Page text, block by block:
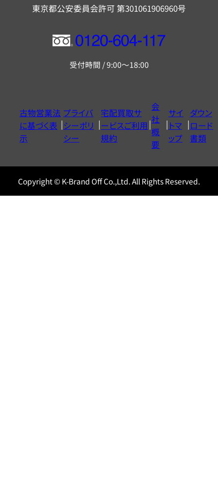
東京都公安委員会許可 第301061906960号
フ
ー
ヤ
ル
0120604117
受付時間 / 9:00～18:00
古物営業法
に基づく表
示
プライバ
シーポリ
シー
宅配買取サ
ービスご利用
規約
会
社
概
要
サイ
トマ
ップ
ダウン
ロード
書類
Copyright © K-Brand Off Co.,Ltd. All Rights Reserved.